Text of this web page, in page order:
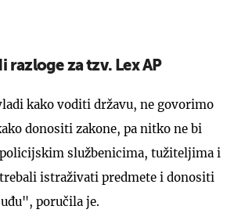
razloge za tzv. Lex AP
kako voditi državu, ne govorimo
donositi zakone, pa nitko ne bi
službenicima, tužiteljima i
istraživati predmete i donositi
poručila je.